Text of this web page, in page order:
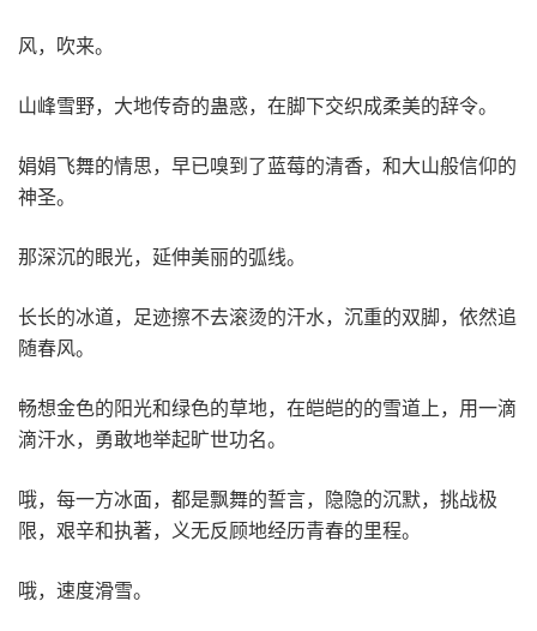
风，吹来。
山峰雪野，大地传奇的蛊惑，在脚下交织成柔美的辞令。
娟娟飞舞的情思，早已嗅到了蓝莓的清香，和大山般信仰的
神圣。
那深沉的眼光，延伸美丽的弧线。
长长的冰道，足迹擦不去滚烫的汗水，沉重的双脚，依然追
随春风。
畅想金色的阳光和绿色的草地，在皑皑的的雪道上，用一滴
滴汗水，勇敢地举起旷世功名。
哦，每一方冰面，都是飘舞的誓言，隐隐的沉默，挑战极
限，艰辛和执著，义无反顾地经历青春的里程。
哦，速度滑雪。